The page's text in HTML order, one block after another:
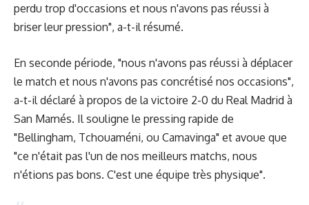
perdu trop d'occasions et nous n'avons pas réussi à
briser leur pression", a-t-il résumé.
En seconde période, "nous n'avons pas réussi à déplacer
le match et nous n'avons pas concrétisé nos occasions",
a-t-il déclaré à propos de la victoire 2-0 du Real Madrid à
San Mamés. Il souligne le pressing rapide de
"Bellingham, Tchouaméni, ou Camavinga" et avoue que
"ce n'était pas l'un de nos meilleurs matchs, nous
n'étions pas bons. C'est une équipe très physique".